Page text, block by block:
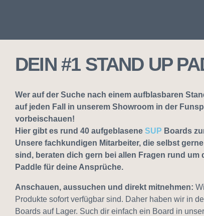
DEIN #1 STAND UP
Wer auf der Suche nach einem aufblasbaren
auf jeden Fall in unserem Showroom in der
vorbeischauen!
Hier gibt es rund 40 aufgeblasene SUP Boards
Unsere fachkundigen Mitarbeiter, die selbst
sind, beraten dich gern bei allen Fragen rund
Paddle für deine Ansprüche.
Anschauen, aussuchen und direkt mitnehmen:
Produkte sofort verfügbar sind. Daher haben wir in
Boards auf Lager. Such dir einfach ein Board in